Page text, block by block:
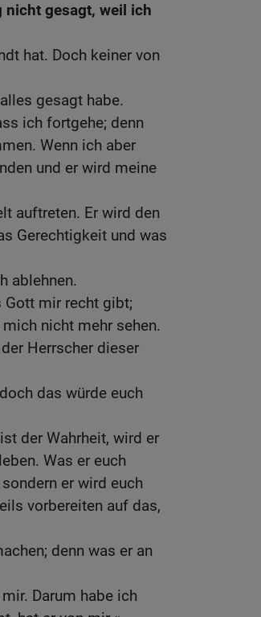
nicht gesagt, weil ich
hat. Doch keiner von
gesagt habe.
ich fortgehe; denn
Wenn ich aber
und er wird meine
auftreten. Er wird den
Gerechtigkeit und was
ablehnen.
Gott mir recht gibt;
nicht mehr sehen.
Herrscher dieser
das würde euch
der Wahrheit, wird er
Was er euch
er wird euch
vorbereiten auf das,
denn was er an
Darum habe ich